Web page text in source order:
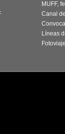
MUFF,
Canal
Líneas